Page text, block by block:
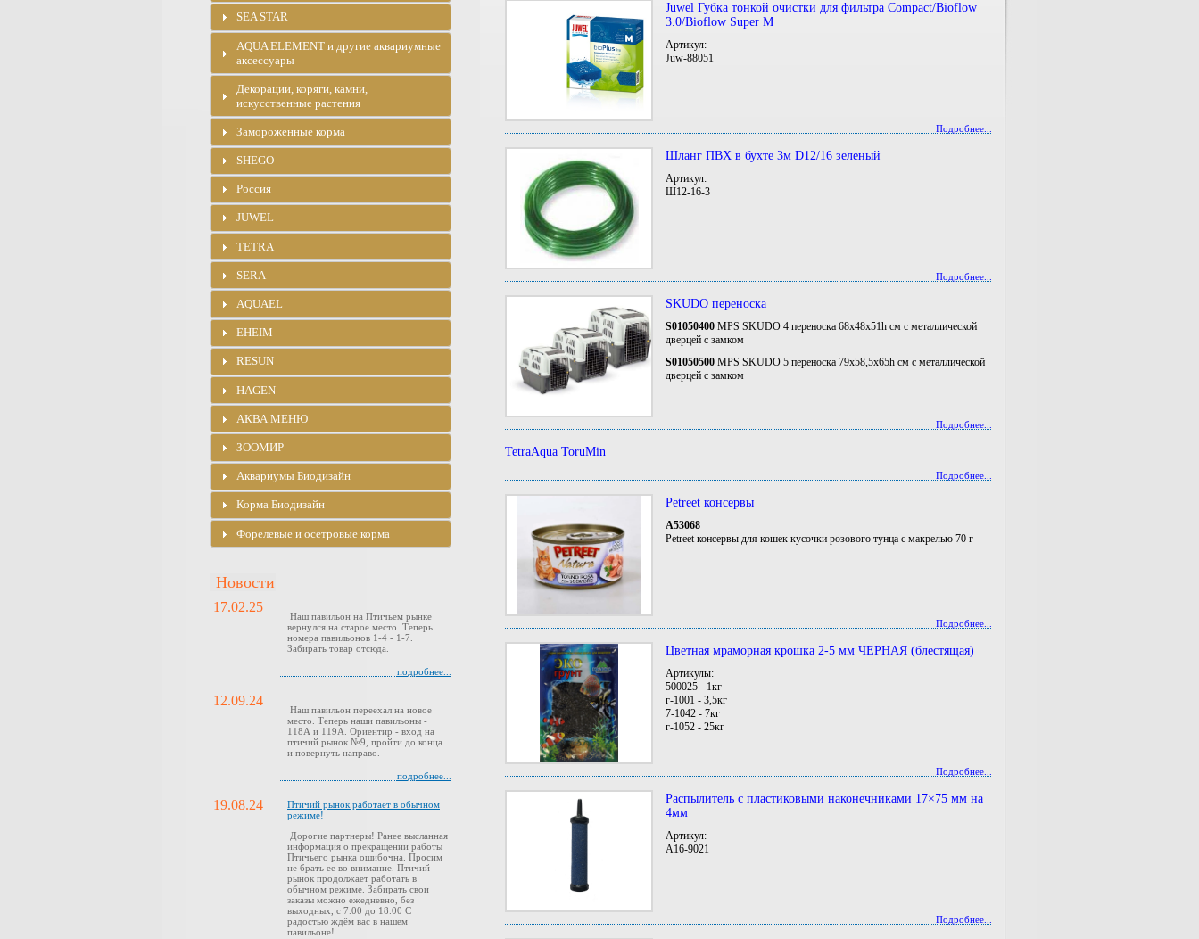
Juwel Губка тонкой очистки для фильтра Compact/Bioflow
3.0/Bioflow Super M
Артикул:
Juw-88051
Подробнее...
Шланг ПВХ в бухте 3м D12/16 зеленый
Артикул:
Ш12-16-3
Подробнее...
SKUDO переноска
S01050400 MPS SKUDO 4 переноска 68х48х51h см с металлической
дверцей с замком
S01050500 MPS SKUDO 5 переноска 79х58,5х65h см с металлической
дверцей с замком
Подробнее...
TetraAqua ToruMin
Подробнее...
Petreet консервы
А53068
Petreet консервы для кошек кусочки розового тунца с макрелью 70 г
Подробнее...
Цветная мраморная крошка 2-5 мм ЧЕРНАЯ (блестящая)
Артикулы:
500025 - 1кг
г-1001 - 3,5кг
7-1042 - 7кг
г-1052 - 25кг
Подробнее...
Распылитель с пластиковыми наконечниками 17×75 мм на
4мм
Артикул:
A16-9021
Подробнее...
SEA STAR
AQUA ELEMENT и другие аквариумные
аксессуары
Декорации, коряги, камни,
искусственные растения
Замороженные корма
SHEGO
Россия
JUWEL
TETRA
SERA
AQUAEL
EHEIM
RESUN
HAGEN
АКВА МЕНЮ
ЗООМИР
Аквариумы Биодизайн
Корма Биодизайн
Форелевые и осетровые корма
Новости
17.02.25
Наш павильон на Птичьем рынке
вернулся на старое место. Теперь
номера павильонов 1-4 - 1-7.
Забирать товар отсюда.
подробнее...
12.09.24
Наш павильон переехал на новое
место. Теперь наши павильоны -
118А и 119А. Ориентир - вход на
птичий рынок №9, пройти до конца
и повернуть направо.
подробнее...
19.08.24
Птичий рынок работает в обычном
режиме!
Дорогие партнеры! Ранее высланная
информация о прекращении работы
Птичьего рынка ошибочна. Просим
не брать ее во внимание. Птичий
рынок продолжает работать в
обычном режиме. Забирать свои
заказы можно ежедневно, без
выходных, с 7.00 до 18.00 С
радостью ждём вас в нашем
павильоне!